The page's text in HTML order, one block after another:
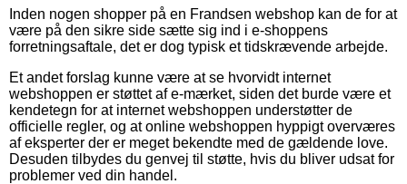
Inden nogen shopper på en Frandsen webshop kan de for at
være på den sikre side sætte sig ind i e-shoppens
forretningsaftale, det er dog typisk et tidskrævende arbejde.
Et andet forslag kunne være at se hvorvidt internet
webshoppen er støttet af e-mærket, siden det burde være et
kendetegn for at internet webshoppen understøtter de
officielle regler, og at online webshoppen hyppigt overværes
af eksperter der er meget bekendte med de gældende love.
Desuden tilbydes du genvej til støtte, hvis du bliver udsat for
problemer ved din handel.